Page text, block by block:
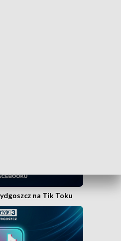
na Tik Toku